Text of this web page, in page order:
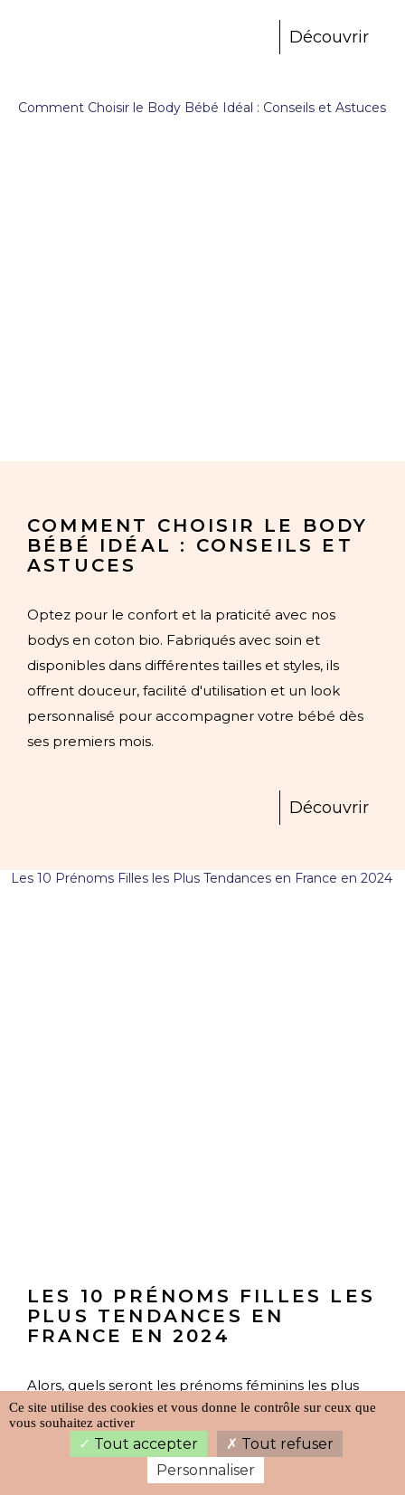
Découvrir
COMMENT CHOISIR LE BODY
BÉBÉ IDÉAL : CONSEILS ET
ASTUCES
Optez pour le confort et la praticité avec nos
bodys en coton bio. Fabriqués avec soin et
disponibles dans différentes tailles et styles, ils
offrent douceur, facilité d'utilisation et un look
personnalisé pour accompagner votre bébé dès
ses premiers mois.
Découvrir
LES 10 PRÉNOMS FILLES LES
PLUS TENDANCES EN
FRANCE EN 2024
Alors, quels seront les prénoms féminins les plus
tendances en France en 2024 ?
Ce site utilise des cookies et vous donne le contrôle sur ceux que
vous souhaitez activer
Tout accepter
Tout refuser
Personnaliser